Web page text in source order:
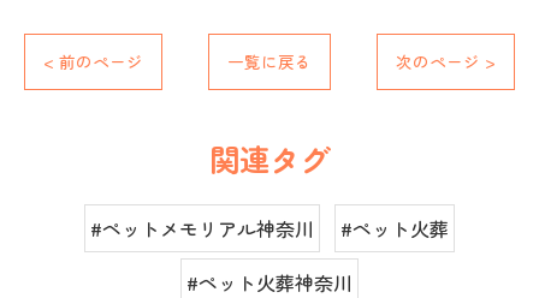
< 前のページ 一覧に戻る 次のページ >
関連タグ
#ペットメモリアル神奈川
#ペット火葬
#ペット火葬神奈川